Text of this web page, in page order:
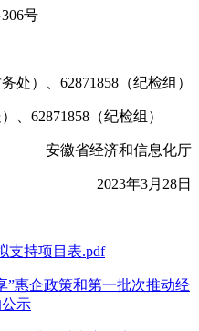
号
处）、62871858（纪检组）
、62871858（纪检组）
安徽省经济和信息化厅
2023年3月28日
支持项目表.pdf
”惠企政策和第一批次推动经
示